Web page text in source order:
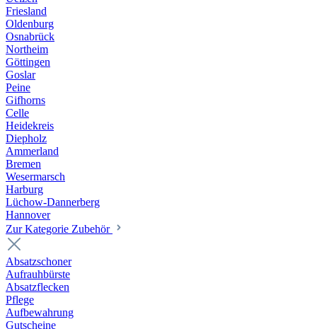
Friesland
Oldenburg
Osnabrück
Northeim
Göttingen
Goslar
Peine
Gifhorns
Celle
Heidekreis
Diepholz
Ammerland
Bremen
Wesermarsch
Harburg
Lüchow-Dannerberg
Hannover
Zur Kategorie Zubehör
Absatzschoner
Aufrauhbürste
Absatzflecken
Pflege
Aufbewahrung
Gutscheine